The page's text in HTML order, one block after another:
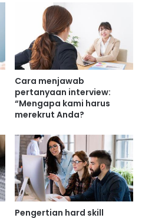
Cara menjawab
pertanyaan interview:
“Mengapa kami harus
merekrut Anda?
Pengertian hard skill